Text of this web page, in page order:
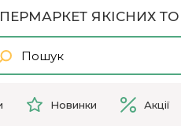
ЯКІСНИХ
Новинки Акції